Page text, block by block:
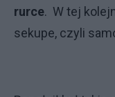
rurce. W tej
sekupe, czyli